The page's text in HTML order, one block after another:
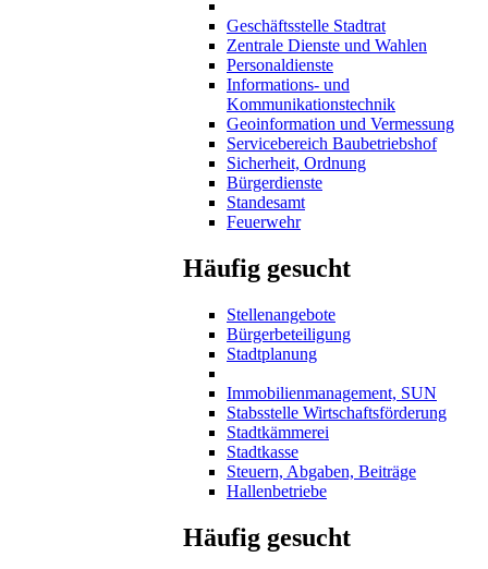
Geschäftsstelle Stadtrat
Zentrale Dienste und Wahlen
Personaldienste
Informations- und
Kommunikationstechnik
Geoinformation und Vermessung
Servicebereich Baubetriebshof
Sicherheit, Ordnung
Bürgerdienste
Standesamt
Feuerwehr
Häufig gesucht
Stellenangebote
Bürgerbeteiligung
Stadtplanung
Immobilienmanagement, SUN
Stabsstelle Wirtschaftsförderung
Stadtkämmerei
Stadtkasse
Steuern, Abgaben, Beiträge
Hallenbetriebe
Häufig gesucht